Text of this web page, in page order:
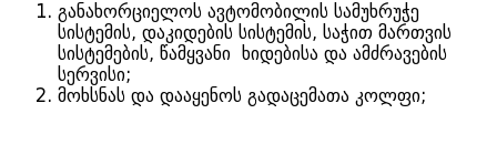
განახორციელოს ავტომობილის სამუხრუჭე
სისტემის, დაკიდების სისტემის, საჭით მართვის
სისტემების, წამყვანი ხიდებისა და ამძრავების
სერვისი;
მოხსნას და დააყენოს გადაცემათა კოლფი;